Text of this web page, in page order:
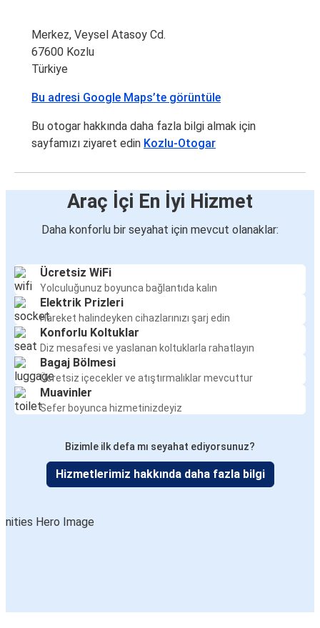
Merkez, Veysel Atasoy Cd.
67600 Kozlu
Türkiye
Bu adresi Google Maps’te görüntüle
Bu otogar hakkında daha fazla bilgi almak için
sayfamızı ziyaret edin Kozlu-Otogar
Araç İçi En İyi Hizmet
Daha konforlu bir seyahat için mevcut olanaklar:
Ücretsiz WiFi
Yolculuğunuz boyunca bağlantıda kalın
Elektrik Prizleri
Hareket halindeyken cihazlarınızı şarj edin
Konforlu Koltuklar
Diz mesafesi ve yaslanan koltuklarla rahatlayın
Bagaj Bölmesi
Ücretsiz içecekler ve atıştırmalıklar mevcuttur
Muavinler
Sefer boyunca hizmetinizdeyiz
Bizimle ilk defa mı seyahat ediyorsunuz?
Hizmetlerimiz hakkında daha fazla bilgi